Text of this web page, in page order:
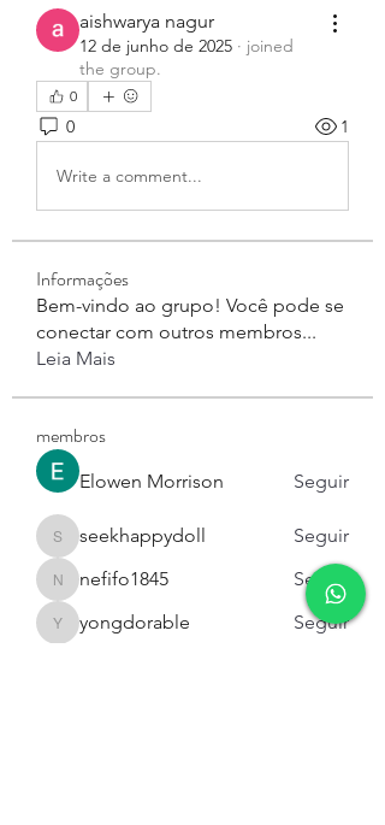
aishwarya nagur
12 de junho de 2025 · joined
the group.
0
0 1
Write a comment...
Informações
Bem-vindo ao grupo! Você pode se
conectar com outros membros...
Leia Mais
membros
Elowen Morrison Seguir
seekhappydoll
seekhappydoll Seguir
nefifo1845
nefifo1845 Seguir
yongdorable
yongdorable Seguir